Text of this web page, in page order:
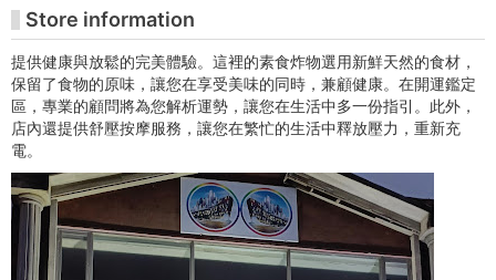
켓
구
매
사
이
트
Store information
提供健康與放鬆的完美體驗。這裡的素食炸物選用新鮮天然的食材，
保留了食物的原味，讓您在享受美味的同時，兼顧健康。在開運鑑定
區，專業的顧問將為您解析運勢，讓您在生活中多一份指引。此外，
店內還提供舒壓按摩服務，讓您在繁忙的生活中釋放壓力，重新充
電。